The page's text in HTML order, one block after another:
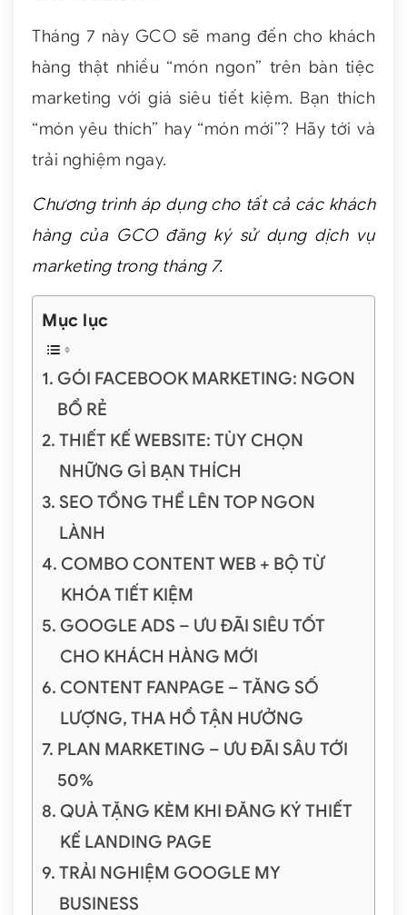
Tháng 7 này GCO sẽ mang đến cho khách
hàng thật nhiều “món ngon” trên bàn tiệc
marketing với giá siêu tiết kiệm. Bạn thích
“món yêu thích” hay “món mới”? Hãy tới và
trải nghiệm ngay.
Chương trình áp dụng cho tất cả các khách
hàng của GCO đăng ký sử dụng dịch vụ
marketing trong tháng 7.
Mục lục
GÓI FACEBOOK MARKETING: NGON
BỔ RẺ
THIẾT KẾ WEBSITE: TÙY CHỌN
NHỮNG GÌ BẠN THÍCH
SEO TỔNG THỂ LÊN TOP NGON
LÀNH
COMBO CONTENT WEB + BỘ TỪ
KHÓA TIẾT KIỆM
GOOGLE ADS – ƯU ĐÃI SIÊU TỐT
CHO KHÁCH HÀNG MỚI
CONTENT FANPAGE – TĂNG SỐ
LƯỢNG, THA HỒ TẬN HƯỞNG
PLAN MARKETING – ƯU ĐÃI SÂU TỚI
50%
QUÀ TẶNG KÈM KHI ĐĂNG KÝ THIẾT
KẾ LANDING PAGE
TRẢI NGHIỆM GOOGLE MY
BUSINESS